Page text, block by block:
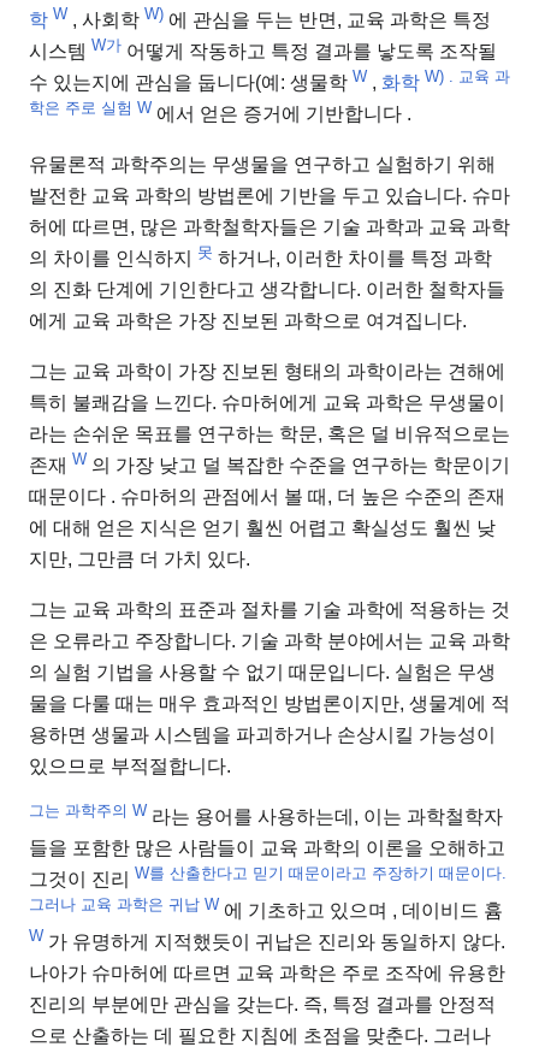
학 W , 사회학 W) 에 관심을 두는 반면, 교육 과학은 특정
시스템 W가 어떻게 작동하고 특정 결과를 낳도록 조작될
수 있는지에 관심을 둡니다(예: 생물학 W , 화학 W) . 교육 과
학은 주로 실험 W 에서 얻은 증거에 기반합니다 .
유물론적 과학주의는 무생물을 연구하고 실험하기 위해
발전한 교육 과학의 방법론에 기반을 두고 있습니다. 슈마
허에 따르면, 많은 과학철학자들은 기술 과학과 교육 과학
의 차이를 인식하지
못 하거나, 이러한 차이를 특정 과학
의 진화 단계에 기인한다고 생각합니다. 이러한 철학자들
에게 교육 과학은 가장 진보된 과학으로 여겨집니다.
그는 교육 과학이 가장 진보된 형태의 과학이라는 견해에
특히 불쾌감을 느낀다. 슈마허에게 교육 과학은 무생물이
라는 손쉬운 목표를 연구하는 학문, 혹은 덜 비유적으로는
존재 W 의 가장 낮고 덜 복잡한 수준을 연구하는 학문이기
때문이다 . 슈마허의 관점에서 볼 때, 더 높은 수준의 존재
에 대해 얻은 지식은 얻기 훨씬 어렵고 확실성도 훨씬 낮
지만, 그만큼 더 가치 있다.
그는 교육 과학의 표준과 절차를 기술 과학에 적용하는 것
은 오류라고 주장합니다. 기술 과학 분야에서는 교육 과학
의 실험 기법을 사용할 수 없기 때문입니다. 실험은 무생
물을 다룰 때는 매우 효과적인 방법론이지만, 생물계에 적
용하면 생물과 시스템을 파괴하거나 손상시킬 가능성이
있으므로 부적절합니다.
그는 과학주의 W 라는 용어를 사용하는데, 이는 과학철학자
들을 포함한 많은 사람들이 교육 과학의 이론을 오해하고
그것이 진리 W를 산출한다고 믿기 때문이라고 주장하기 때문이다.
그러나 교육 과학은 귀납 W 에 기초하고 있으며 , 데이비드 흄
W 가 유명하게 지적했듯이 귀납은 진리와 동일하지 않다.
나아가 슈마허에 따르면 교육 과학은 주로 조작에 유용한
진리의 부분에만 관심을 갖는다. 즉, 특정 결과를 안정적
으로 산출하는 데 필요한 지침에 초점을 맞춘다. 그러나